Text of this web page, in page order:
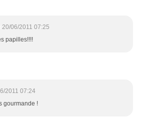
20/06/2011 07:25
papilles!!!!
2011 07:24
gourmande !